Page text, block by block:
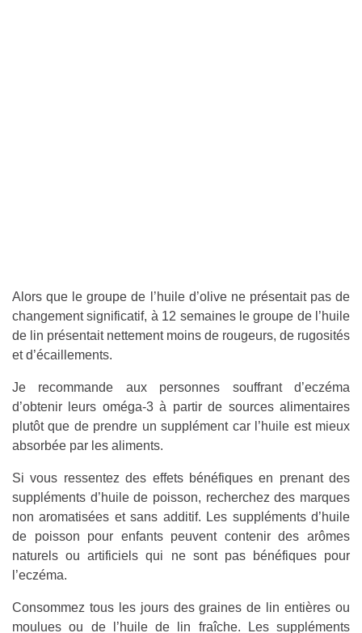
Alors que le groupe de l’huile d’olive ne présentait pas de
changement significatif, à 12 semaines le groupe de l’huile
de lin présentait nettement moins de rougeurs, de rugosités
et d’écaillements.
Je recommande aux personnes souffrant d’eczéma
d’obtenir leurs oméga-3 à partir de sources alimentaires
plutôt que de prendre un supplément car l’huile est mieux
absorbée par les aliments.
Si vous ressentez des effets bénéfiques en prenant des
suppléments d’huile de poisson, recherchez des marques
non aromatisées et sans additif. Les suppléments d’huile
de poisson pour enfants peuvent contenir des arômes
naturels ou artificiels qui ne sont pas bénéfiques pour
l’eczéma.
Consommez tous les jours des graines de lin entières ou
moulues ou de l’huile de lin fraîche. Les suppléments